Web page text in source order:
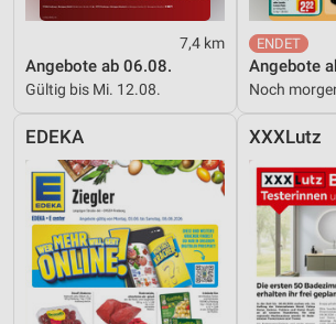
7,4 km
Angebote ab 06.08.
Gültig bis Mi. 12.08.
Angebote
Noch
EDEKA XXXLutz
Entwicklung und Verbesserung der
Verwendung reduzierter Daten zur
Inhalten
IAB-Besonderheiten:
Verwendung genauer Standortdaten
Geräte anhand von aktiv angeforderten
Informationen identifizieren
Nicht-IAB-Verarbeitungszwecke:
Notwendig